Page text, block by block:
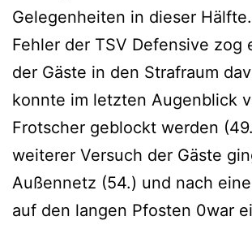
Gelegenheiten in dieser
Fehler der TSV Defensive zog
der Gäste in den Strafraum
konnte im letzten Augenblick
Frotscher geblockt werden
weiterer Versuch der Gäste
Außennetz (54.) und nach
auf den langen Pfosten 0war